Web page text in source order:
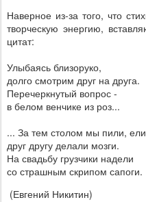
Наверное из-за того, что
творческую энергию,
цитат:
Улыбаясь близоруко,
долго смотрим друг на друга.
Перечеркнутый вопрос -
в белом венчике из роз...
... За тем столом мы пили,
друг другу делали мозги.
На свадьбу грузчики надели
со страшным скрипом сапоги.
(Евгений Никитин)